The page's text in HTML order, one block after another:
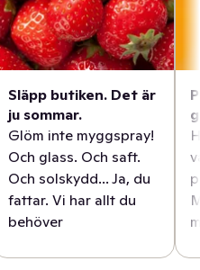
Släpp butiken. Det är
ju sommar.
Glöm inte myggspray!
Och glass. Och saft.
Och solskydd... Ja, du
fattar. Vi har allt du
behöver